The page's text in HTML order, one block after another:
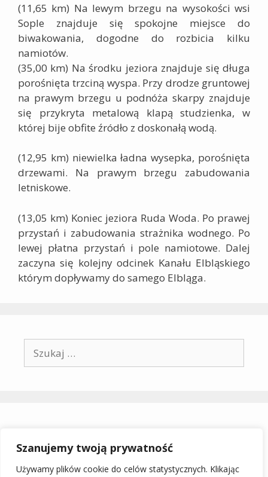
Szanujemy twoją prywatność
Używamy plików cookie do celów statystycznych. Klikając
(11,65 km) Na lewym brzegu na wysokości wsi
Sople znajduje się spokojne miejsce do
biwakowania, dogodne do rozbicia kilku
namiotów.
(35,00 km) Na środku jeziora znajduje się długa
porośnięta trzciną wyspa. Przy drodze gruntowej
na prawym brzegu u podnóża skarpy znajduje
się przykryta metalową klapą studzienka, w
której bije obfite źródło z doskonałą wodą.
(12,95 km) niewielka ładna wysepka, porośnięta
drzewami. Na prawym brzegu zabudowania
letniskowe.
(13,05 km) Koniec jeziora Ruda Woda. Po prawej
przystań i zabudowania strażnika wodnego. Po
lewej płatna przystań i pole namiotowe. Dalej
zaczyna się kolejny odcinek Kanału Elbląskiego
którym dopływamy do samego Elbląga.
grudzień 2025